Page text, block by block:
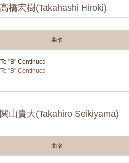
高橋宏樹(Takahashi Hiroki)
曲名
To "B" Continued
To "B" Continued
関山貴大(Takahiro Seikiyama)
曲名